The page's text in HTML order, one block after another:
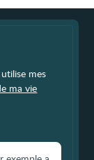
mes
ma vie